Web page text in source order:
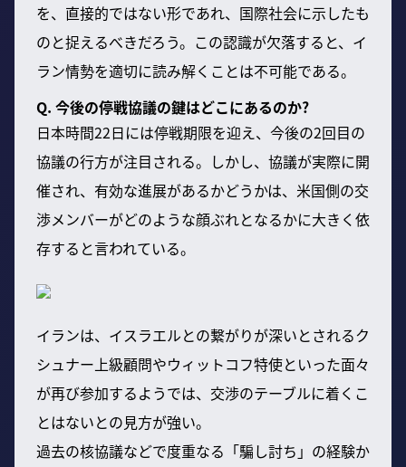
を、直接的ではない形であれ、国際社会に示したも
のと捉えるべきだろう。この認識が欠落すると、イ
ラン情勢を適切に読み解くことは不可能である。
Q. 今後の停戦協議の鍵はどこにあるのか?
日本時間22日には停戦期限を迎え、今後の2回目の
協議の行方が注目される。しかし、協議が実際に開
催され、有効な進展があるかどうかは、米国側の交
渉メンバーがどのような顔ぶれとなるかに大きく依
存すると言われている。
イランは、イスラエルとの繋がりが深いとされるク
シュナー上級顧問やウィットコフ特使といった面々
が再び参加するようでは、交渉のテーブルに着くこ
とはないとの見方が強い。
過去の核協議などで度重なる「騙し討ち」の経験か